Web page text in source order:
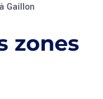
Gaillon
zones